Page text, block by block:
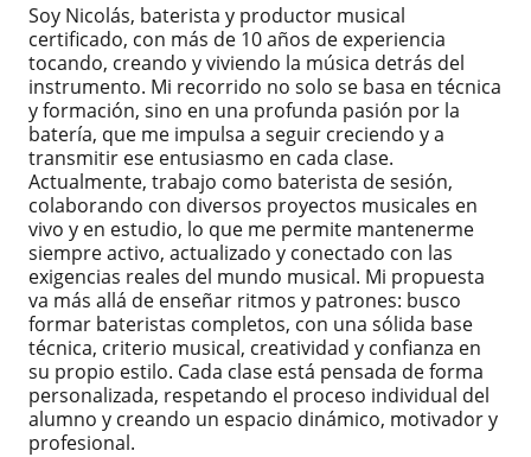
Soy Nicolás, baterista y productor musical
certificado, con más de 10 años de experiencia
tocando, creando y viviendo la música detrás del
instrumento. Mi recorrido no solo se basa en técnica
y formación, sino en una profunda pasión por la
batería, que me impulsa a seguir creciendo y a
transmitir ese entusiasmo en cada clase.
Actualmente, trabajo como baterista de sesión,
colaborando con diversos proyectos musicales en
vivo y en estudio, lo que me permite mantenerme
siempre activo, actualizado y conectado con las
exigencias reales del mundo musical. Mi propuesta
va más allá de enseñar ritmos y patrones: busco
formar bateristas completos, con una sólida base
técnica, criterio musical, creatividad y confianza en
su propio estilo. Cada clase está pensada de forma
personalizada, respetando el proceso individual del
alumno y creando un espacio dinámico, motivador y
profesional.